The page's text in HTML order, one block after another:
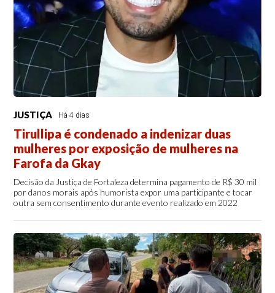
JUSTIÇA Há 4 dias
Tirullipa é condenado a indenizar duas
mulheres por exposição de mulheres na
Farofa da Gkay
Decisão da Justiça de Fortaleza determina pagamento de R$ 30 mil
por danos morais após humorista expor uma participante e tocar
outra sem consentimento durante evento realizado em 2022